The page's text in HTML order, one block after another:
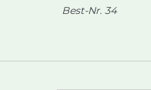
Best-Nr. 34